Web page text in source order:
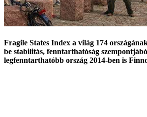
Fragile States Index a világ 174
be stabilitás, fenntarthatóság
legfenntarthatóbb ország 2014-ben is